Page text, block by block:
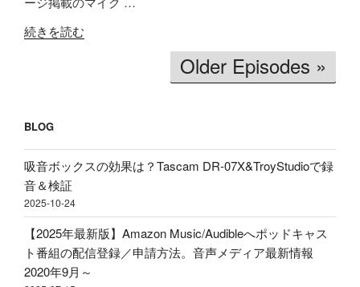
ホ
き」
理
由、
BGM
音
量
ど
の
く
イ
こ
し
＆
分
析
テ
ス
ト！
音
EMBED
"【価
2600
円
で
ロ
ー
プ
ロ
フ
ァ
続きを読む
Older Episodes »
BLOG
吸音ボックスの効果は？Tascam DR-07X&TroyStudioで録
音＆検証
2025-10-24
【2025年最新版】Amazon Music/Audibleへポッドキャス
ト番組の配信登録／申請方法。音声メディア最新情報
2020年9月～